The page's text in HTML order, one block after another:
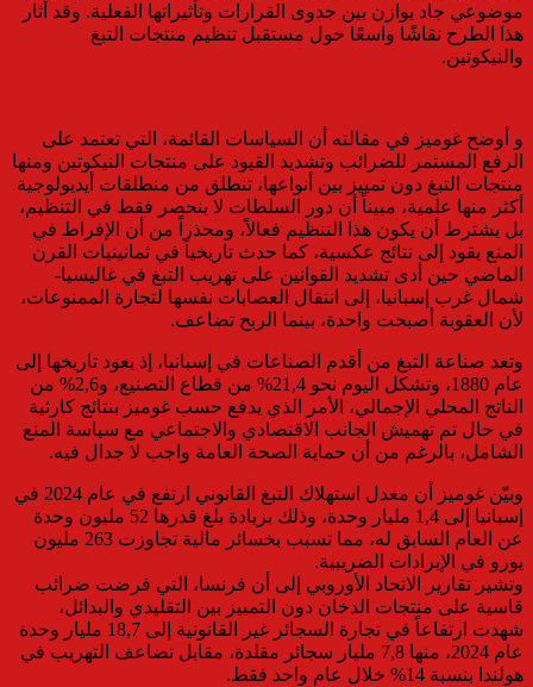
موضوعي جاد يوازن بين جدوى القرارات وتأثيراتها الفعلية. وقد أثار
هذا الطرح نقاشًا واسعًا حول مستقبل تنظيم منتجات التبغ
والنيكوتين.
و أوضح غوميز في مقالته أن السياسات القائمة، التي تعتمد على
الرفع المستمر للضرائب وتشديد القيود على منتجات النيكوتين ومنها
منتجات التبغ دون تمييز بين أنواعها، تنطلق من منطلقات أيديولوجية
أكثر منها علمية، مبيناً أن دور السلطات لا ينحصر فقط في التنظيم،
بل يشترط أن يكون هذا التنظيم فعالاً، ومحذراً من أن الإفراط في
المنع يقود إلى نتائج عكسية، كما حدث تاريخياً في ثمانينيات القرن
الماضي حين أدى تشديد القوانين على تهريب التبغ في غاليسيا-
شمال غرب إسبانيا، إلى انتقال العصابات نفسها لتجارة الممنوعات،
لأن العقوبة أصبحت واحدة، بينما الربح تضاعف.
وتعد صناعة التبغ من أقدم الصناعات في إسبانيا، إذ يعود تاريخها إلى
عام 1880، وتشكل اليوم نحو 21,4% من قطاع التصنيع، و2,6% من
الناتج المحلي الإجمالي، الأمر الذي يدفع حسب غوميز بنتائج كارثية
في حال تم تهميش الجانب الاقتصادي والاجتماعي مع سياسة المنع
الشامل، بالرغم من أن حماية الصحة العامة واجب لا جدال فيه.
وبيّن غوميز أن معدل استهلاك التبغ القانوني ارتفع في عام 2024 في
إسبانيا إلى 1,4 مليار وحدة، وذلك بزيادة بلغ قدرها 52 مليون وحدة
عن العام السابق له، مما تسبب بخسائر مالية تجاوزت 263 مليون
يورو في الإيرادات الضريبية.
وتشير تقارير الاتحاد الأوروبي إلى أن فرنسا، التي فرضت ضرائب
قاسية على منتجات الدخان دون التمييز بين التقليدي والبدائل،
شهدت ارتفاعاً في تجارة السجائر غير القانونية إلى 18,7 مليار وحدة
عام 2024، منها 7,8 مليار سجائر مقلدة، مقابل تضاعف التهريب في
هولندا بنسبة 14% خلال عام واحد فقط.